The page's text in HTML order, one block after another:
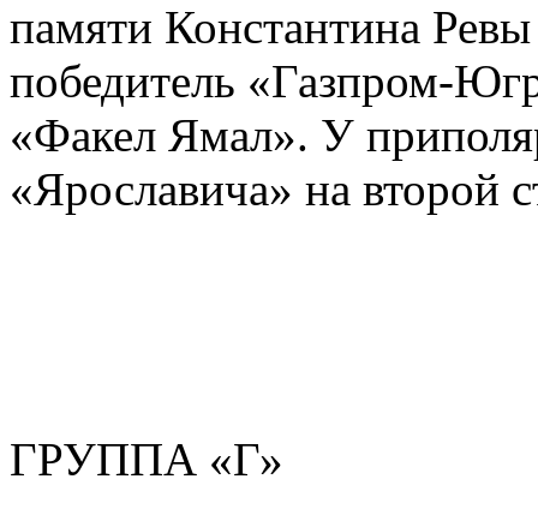
памяти Константина
победитель «Газпром-
«Факел Ямал». У
«Ярославича» на второй
ГРУППА «Г»